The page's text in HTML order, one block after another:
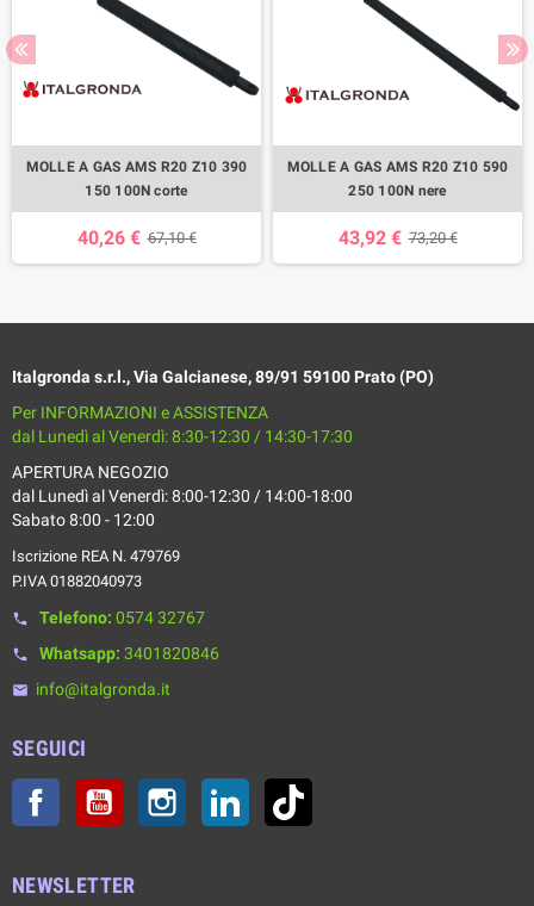
MOLLE A GAS AMS R20 Z10 390
150 100N corte
40,26 € 67,10 €
MOLLE A GAS AMS R20 Z10 590
250 100N nere
43,92 € 73,20 €
Italgronda s.r.l., Via Galcianese, 89/91 59100 Prato (PO)
Per INFORMAZIONI e ASSISTENZA
dal Lunedì al Venerdì: 8:30-12:30 / 14:30-17:30
APERTURA NEGOZIO
dal Lunedì al Venerdì: 8:00-12:30 / 14:00-18:00
Sabato 8:00 - 12:00
Iscrizione REA N. 479769
P.IVA 01882040973
phone Telefono: 0574 32767
phone Whatsapp: 3401820846
email info@italgronda.it
SEGUICI
Facebook YouTube Instagram LinkedIn
NEWSLETTER